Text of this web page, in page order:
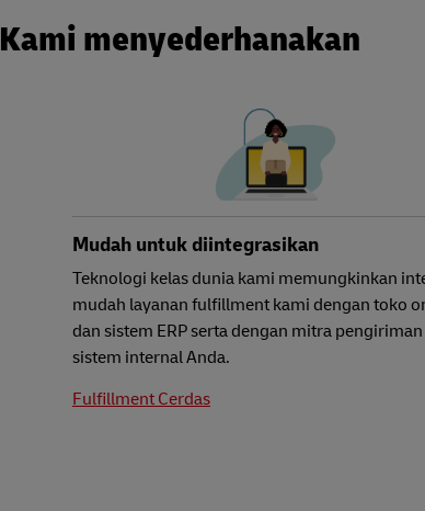
Kami menyederhanakan
Mudah untuk diintegrasikan
Teknologi kelas dunia kami memungkinkan
mudah layanan fulfillment kami dengan toko
dan sistem ERP serta dengan mitra
sistem internal Anda.
Fulfillment Cerdas